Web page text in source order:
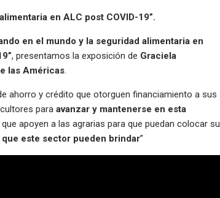
en ALC post COVID-19”.
en el mundo y la seguridad alimentaria en
, presentamos la exposición de Graciela
las Américas.
ahorro y crédito que otorguen financiamiento a sus
para avanzar y mantenerse en esta
apoyen a las agrarias para que puedan colocar su
este sector pueden brindar”